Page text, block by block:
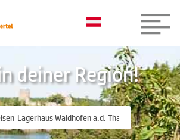
deiner Region!